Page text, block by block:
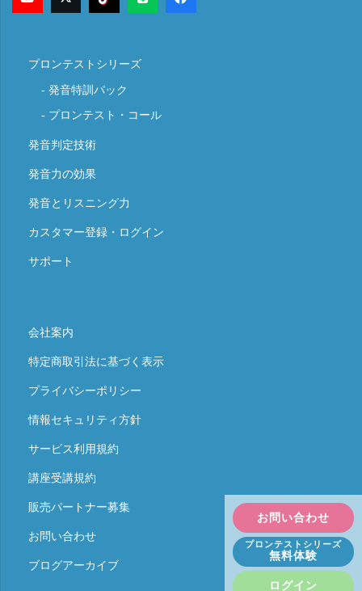
プロンテストシリーズ
発音特訓パック
プロンテスト・コール
発音判定技術
発音力の効果
発音とリスニング力
カスタマー登録・ログイン
サポート
会社案内
特定商取引法に基づく表示
プライバシーポリシー
情報セキュリティ方針
サービス利用規約
講座受講規約
販売パートナー募集
お問い合わせ
ブログアーカイブ
お問い合わせ
プロンテストシリーズ
無料体験
ログイン